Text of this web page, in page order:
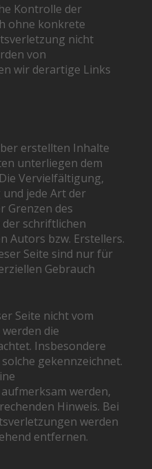
Kontrolle der
ohne konkrete
nicht
von
wir derartige Links
erstellten Inhalte
unterliegen dem
Vervielfältigung,
jede Art der
Grenzen des
schriftlichen
Autors bzw. Erstellers.
Seite sind nur für
Gebrauch
Seite nicht vom
die
Insbesondere
gekennzeichnet.
werden,
Hinweis. Bei
werden
entfernen.